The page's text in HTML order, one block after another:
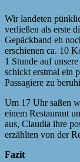
Wir landeten
verließen als erste
Gepäckband eh
erschienen ca. 10
1 Stunde auf
schickt erstmal ein
Passagiere zu
Um 17 Uhr saßen
einem Restaurant
aus, Claudia ihre
erzählten von der
Fazit